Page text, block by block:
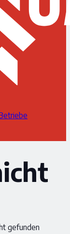
gefunden